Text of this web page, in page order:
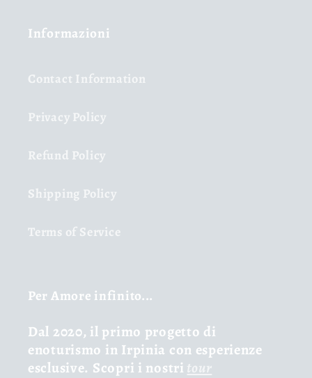
Informazioni
Contact Information
Privacy Policy
Refund Policy
Shipping Policy
Terms of Service
Per Amore infinito...
Dal 2020, il primo progetto di
enoturismo in Irpinia con esperienze
esclusive. Scopri i nostri tour